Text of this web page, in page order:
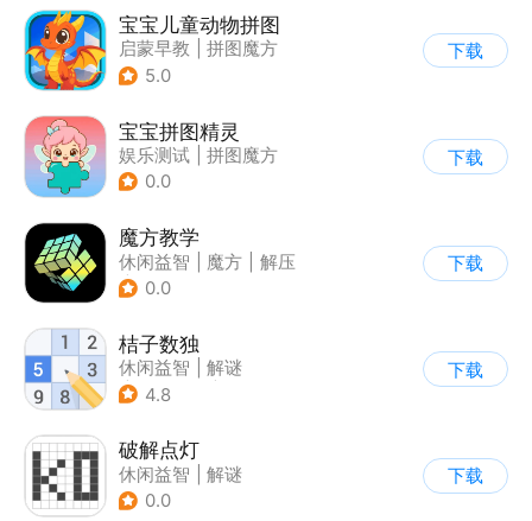
宝宝儿童动物拼图
启蒙早教
拼图魔方
5.0
下载
宝宝拼图精灵
娱乐测试
拼图魔方
0.0
下载
魔方教学
休闲益智 魔方
解压
| 学习教育
0.0
下载
桔子数独
休闲益智
解谜
| 学习教育
4.8
下载
破解点灯
休闲益智
解谜
0.0
下载